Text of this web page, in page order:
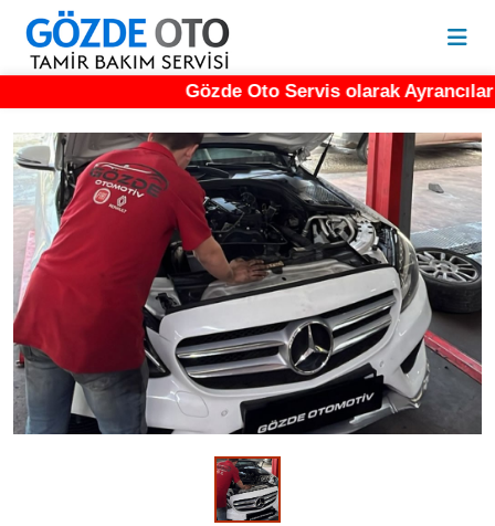
Gözde Oto Servis olarak